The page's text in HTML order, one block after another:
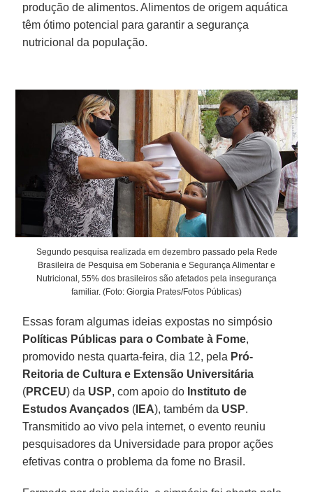
produção de alimentos. Alimentos de origem aquática
têm ótimo potencial para garantir a segurança
nutricional da população.
Segundo pesquisa realizada em dezembro passado pela Rede
Brasileira de Pesquisa em Soberania e Segurança Alimentar e
Nutricional, 55% dos brasileiros são afetados pela insegurança
familiar. (Foto: Giorgia Prates/Fotos Públicas)
Essas foram algumas ideias expostas no simpósio
Políticas Públicas para o Combate à Fome,
promovido nesta quarta-feira, dia 12, pela Pró-
Reitoria de Cultura e Extensão Universitária
(PRCEU) da USP, com apoio do Instituto de
Estudos Avançados ( IEA), também da USP.
Transmitido ao vivo pela internet, o evento reuniu
pesquisadores da Universidade para propor ações
efetivas contra o problema da fome no Brasil.